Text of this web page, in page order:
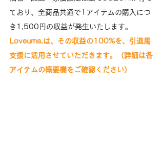
ており、全商品共通で1アイテムの購入につ
き1,500円の収益が発生いたします。
Loveuma.は、その収益の100%を、引退馬
支援に活用させていただきます。（詳細は各
アイテムの概要欄をご確認ください）